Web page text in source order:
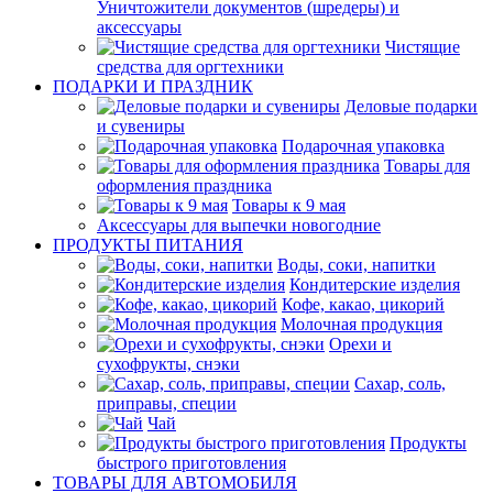
Уничтожители документов (шредеры) и
аксессуары
Чистящие
средства для оргтехники
ПОДАРКИ И ПРАЗДНИК
Деловые подарки
и сувениры
Подарочная упаковка
Товары для
оформления праздника
Товары к 9 мая
Аксессуары для выпечки новогодние
ПРОДУКТЫ ПИТАНИЯ
Воды, соки, напитки
Кондитерские изделия
Кофе, какао, цикорий
Молочная продукция
Орехи и
сухофрукты, снэки
Сахар, соль,
приправы, специи
Чай
Продукты
быстрого приготовления
ТОВАРЫ ДЛЯ АВТОМОБИЛЯ